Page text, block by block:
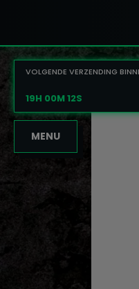
VOLGENDE VERZENDING
19H 00M 11S
MENU